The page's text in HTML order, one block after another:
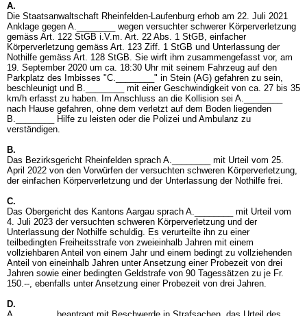
A.
Die Staatsanwaltschaft Rheinfelden-Laufenburg erhob am 22. Juli 2021
Anklage gegen A.________ wegen versuchter schwerer Körperverletzung
gemäss Art. 122 StGB i.V.m. Art. 22 Abs. 1 StGB, einfacher
Körperverletzung gemäss Art. 123 Ziff. 1 StGB und Unterlassung der
Nothilfe gemäss Art. 128 StGB. Sie wirft ihm zusammengefasst vor, am
19. September 2020 um ca. 18:30 Uhr mit seinem Fahrzeug auf den
Parkplatz des Imbisses "C.________" in Stein (AG) gefahren zu sein,
beschleunigt und B.________ mit einer Geschwindigkeit von ca. 27 bis 35
km/h erfasst zu haben. Im Anschluss an die Kollision sei A.________
nach Hause gefahren, ohne dem verletzt auf dem Boden liegenden
B.________ Hilfe zu leisten oder die Polizei und Ambulanz zu
verständigen.
B.
Das Bezirksgericht Rheinfelden sprach A.________ mit Urteil vom 25.
April 2022 von den Vorwürfen der versuchten schweren Körperverletzung,
der einfachen Körperverletzung und der Unterlassung der Nothilfe frei.
C.
Das Obergericht des Kantons Aargau sprach A.________ mit Urteil vom
4. Juli 2023 der versuchten schweren Körperverletzung und der
Unterlassung der Nothilfe schuldig. Es verurteilte ihn zu einer
teilbedingten Freiheitsstrafe von zweieinhalb Jahren mit einem
vollziehbaren Anteil von einem Jahr und einem bedingt zu vollziehenden
Anteil von eineinhalb Jahren unter Ansetzung einer Probezeit von drei
Jahren sowie einer bedingten Geldstrafe von 90 Tagessätzen zu je Fr.
150.--, ebenfalls unter Ansetzung einer Probezeit von drei Jahren.
D.